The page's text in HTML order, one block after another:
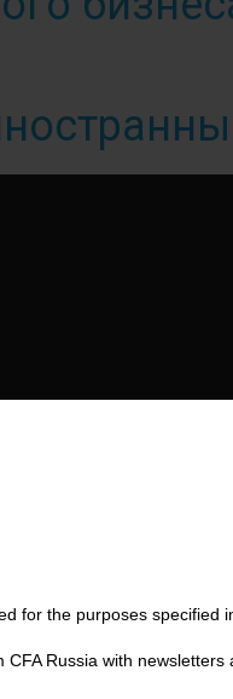
for the purposes specified
Russia with